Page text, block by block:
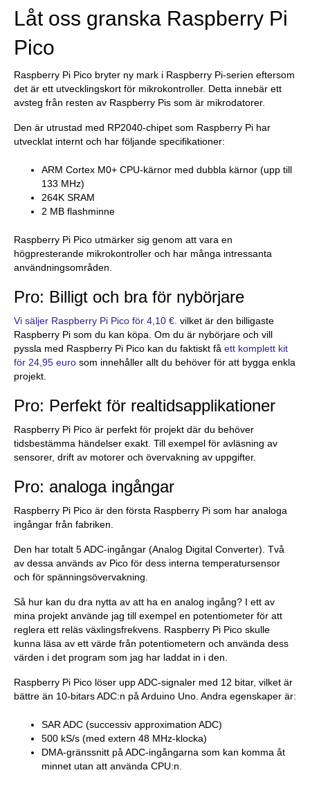
Låt oss granska Raspberry Pi
Pico
Raspberry Pi Pico bryter ny mark i Raspberry Pi-serien eftersom
det är ett utvecklingskort för mikrokontroller. Detta innebär ett
avsteg från resten av Raspberry Pis som är mikrodatorer.
Den är utrustad med RP2040-chipet som Raspberry Pi har
utvecklat internt och har följande specifikationer:
ARM Cortex M0+ CPU-kärnor med dubbla kärnor (upp till
133 MHz)
264K SRAM
2 MB flashminne
Raspberry Pi Pico utmärker sig genom att vara en
högpresterande mikrokontroller och har många intressanta
användningsområden.
Pro: Billigt och bra för nybörjare
Vi säljer Raspberry Pi Pico för 4,10 €. vilket är den billigaste
Raspberry Pi som du kan köpa. Om du är nybörjare och vill
pyssla med Raspberry Pi Pico kan du faktiskt få ett komplett kit
för 24,95 euro som innehåller allt du behöver för att bygga enkla
projekt.
Pro: Perfekt för realtidsapplikationer
Raspberry Pi Pico är perfekt för projekt där du behöver
tidsbestämma händelser exakt. Till exempel för avläsning av
sensorer, drift av motorer och övervakning av uppgifter.
Pro: analoga ingångar
Raspberry Pi Pico är den första Raspberry Pi som har analoga
ingångar från fabriken.
Den har totalt 5 ADC-ingångar (Analog Digital Converter). Två
av dessa används av Pico för dess interna temperatursensor
och för spänningsövervakning.
Så hur kan du dra nytta av att ha en analog ingång? I ett av
mina projekt använde jag till exempel en potentiometer för att
reglera ett reläs växlingsfrekvens. Raspberry Pi Pico skulle
kunna läsa av ett värde från potentiometern och använda dess
värden i det program som jag har laddat in i den.
Raspberry Pi Pico löser upp ADC-signaler med 12 bitar, vilket är
bättre än 10-bitars ADC:n på Arduino Uno. Andra egenskaper är:
SAR ADC (successiv approximation ADC)
500 kS/s (med extern 48 MHz-klocka)
DMA-gränssnitt på ADC-ingångarna som kan komma åt
minnet utan att använda CPU:n.